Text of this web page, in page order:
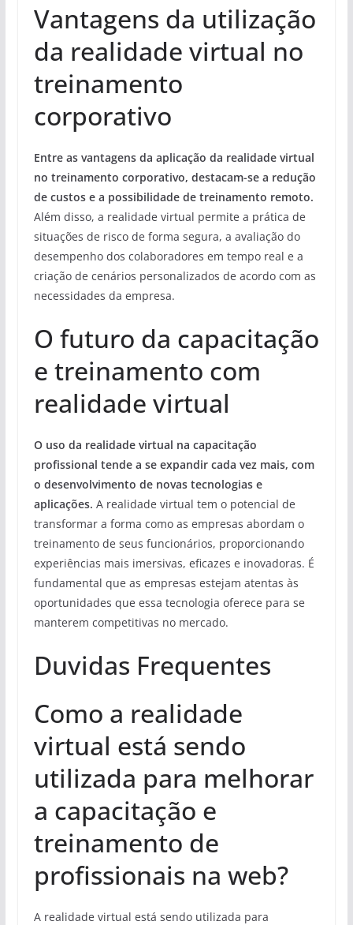
Vantagens da utilização
da realidade virtual no
treinamento
corporativo
Entre as vantagens da aplicação da realidade virtual
no treinamento corporativo, destacam-se a redução
de custos e a possibilidade de treinamento remoto.
Além disso, a realidade virtual permite a prática de
situações de risco de forma segura, a avaliação do
desempenho dos colaboradores em tempo real e a
criação de cenários personalizados de acordo com as
necessidades da empresa.
O futuro da capacitação
e treinamento com
realidade virtual
O uso da realidade virtual na capacitação
profissional tende a se expandir cada vez mais, com
o desenvolvimento de novas tecnologias e
aplicações. A realidade virtual tem o potencial de
transformar a forma como as empresas abordam o
treinamento de seus funcionários, proporcionando
experiências mais imersivas, eficazes e inovadoras. É
fundamental que as empresas estejam atentas às
oportunidades que essa tecnologia oferece para se
manterem competitivas no mercado.
Duvidas Frequentes
Como a realidade
virtual está sendo
utilizada para melhorar
a capacitação e
treinamento de
profissionais na web?
A realidade virtual está sendo utilizada para